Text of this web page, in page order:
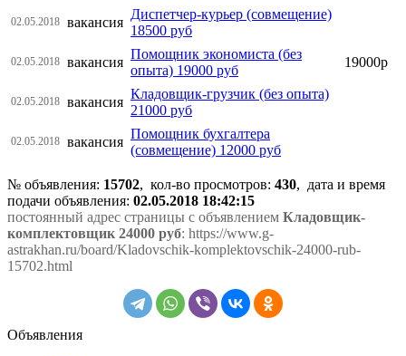
02.05.2018 вакансия
Диспетчер-курьер (совмещение)
18500 руб
02.05.2018 вакансия
Помощник экономиста (без
опыта) 19000 руб
19000р
02.05.2018 вакансия
Кладовщик-грузчик (без опыта)
21000 руб
02.05.2018 вакансия
Помощник бухгалтера
(совмещение) 12000 руб
№ объявления: 15702, кол-во просмотров: 430, дата и время
подачи объявления: 02.05.2018 18:42:15
постоянный адрес страницы с объявлением Кладовщик-
комплектовщик 24000 руб: https://www.g-
astrakhan.ru/board/Kladovschik-komplektovschik-24000-rub-
15702.html
Объявления